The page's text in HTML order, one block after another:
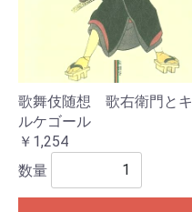
歌舞伎随想 歌右衛門とキ
ルケゴール
￥1,254
数量